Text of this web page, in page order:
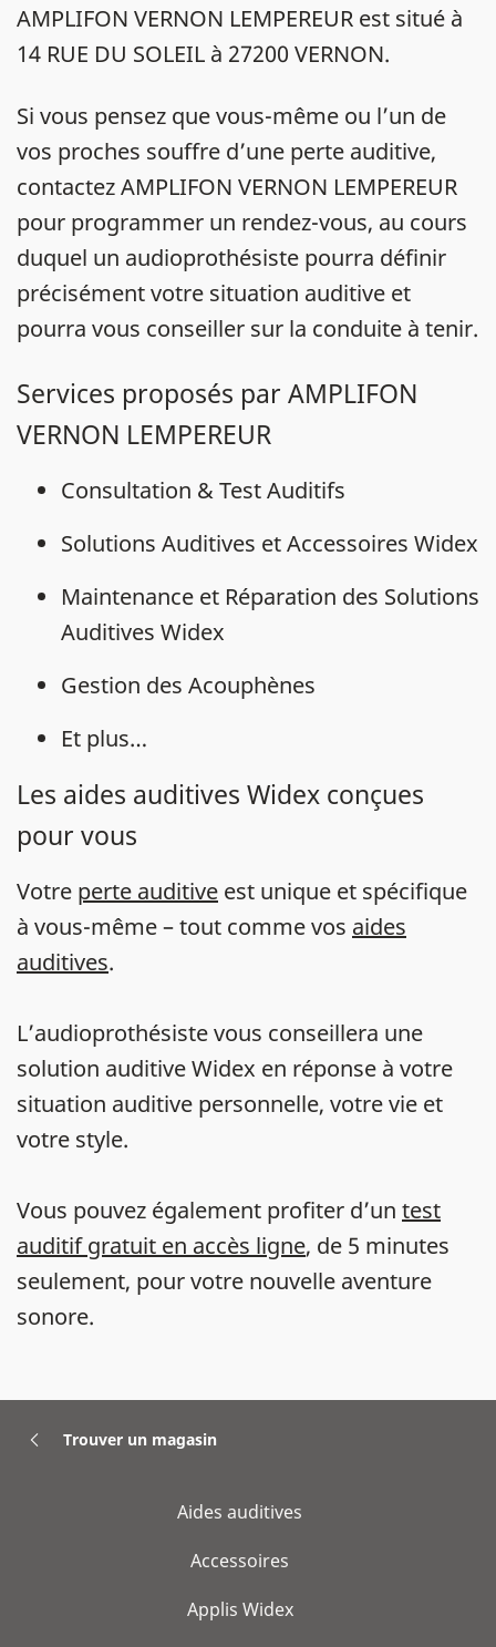
AMPLIFON VERNON LEMPEREUR est situé à
14 RUE DU SOLEIL à 27200 VERNON.
Si vous pensez que vous-même ou l’un de
vos proches souffre d’une perte auditive,
contactez AMPLIFON VERNON LEMPEREUR
pour programmer un rendez-vous, au cours
duquel un audioprothésiste pourra définir
précisément votre situation auditive et
pourra vous conseiller sur la conduite à tenir.
Services proposés par AMPLIFON
VERNON LEMPEREUR
Consultation & Test Auditifs
Solutions Auditives et Accessoires Widex
Maintenance et Réparation des Solutions
Auditives Widex
Gestion des Acouphènes
Et plus…
Les aides auditives Widex conçues
pour vous
Votre perte auditive est unique et spécifique
à vous-même – tout comme vos aides
auditives.
L’audioprothésiste vous conseillera une
solution auditive Widex en réponse à votre
situation auditive personnelle, votre vie et
votre style.
Vous pouvez également profiter d’un test
auditif gratuit en accès ligne, de 5 minutes
seulement, pour votre nouvelle aventure
sonore.
Trouver un magasin
Aides auditives
Accessoires
Applis Widex